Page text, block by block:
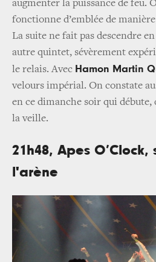
augmenter la puissance de feu.
fonctionne d’emblée de
La suite ne fait pas descendre
autre quintet, sévèrement
le relais. Avec Hamon Martin
velours impérial. On constate
en ce dimanche soir qui débute,
la veille.
21h48, Apes O’Clock,
l'arène